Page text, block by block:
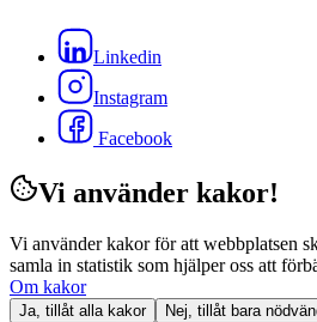
Linkedin
Instagram
Facebook
Vi använder kakor!
Vi använder kakor för att webbplatsen
samla in statistik som hjälper oss att
Om kakor
Ja, tillåt alla kakor Nej, tillåt bara